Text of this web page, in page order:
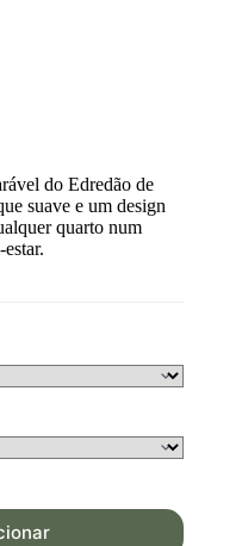
do Edredão de
suave e um design
quarto num